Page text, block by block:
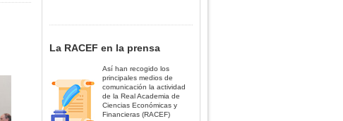
La RACEF en la prensa
Así han recogido los
principales medios de
comunicación la actividad
de la Real Academia de
Ciencias Económicas y
Financieras (RACEF)